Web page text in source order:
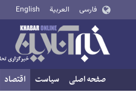
فارسی العربية English
صفحه اصلی سیاست اقتصاد